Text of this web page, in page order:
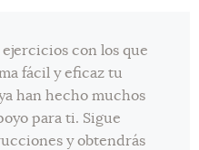
con los que
fácil y eficaz tu
han hecho muchos
para ti. Sigue
y obtendrás